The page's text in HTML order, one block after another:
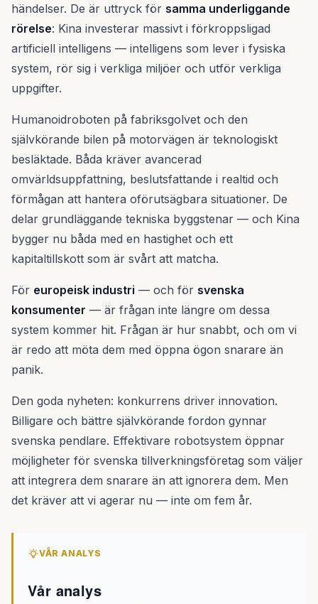
händelser. De är uttryck för samma underliggande
rörelse: Kina investerar massivt i förkroppsligad
artificiell intelligens — intelligens som lever i fysiska
system, rör sig i verkliga miljöer och utför verkliga
uppgifter.
Humanoidroboten på fabriksgolvet och den
självkörande bilen på motorvägen är teknologiskt
besläktade. Båda kräver avancerad
omvärldsuppfattning, beslutsfattande i realtid och
förmågan att hantera oförutsägbara situationer. De
delar grundläggande tekniska byggstenar — och Kina
bygger nu båda med en hastighet och ett
kapitaltillskott som är svårt att matcha.
För europeisk industri — och för svenska
konsumenter — är frågan inte längre om dessa
system kommer hit. Frågan är hur snabbt, och om vi
är redo att möta dem med öppna ögon snarare än
panik.
Den goda nyheten: konkurrens driver innovation.
Billigare och bättre självkörande fordon gynnar
svenska pendlare. Effektivare robotsystem öppnar
möjligheter för svenska tillverkningsföretag som väljer
att integrera dem snarare än att ignorera dem. Men
det kräver att vi agerar nu — inte om fem år.
VÅR ANALYS
Vår analys